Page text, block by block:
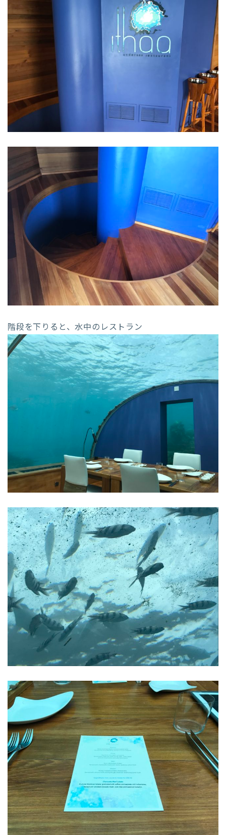
階段を下りると、水中のレストラン